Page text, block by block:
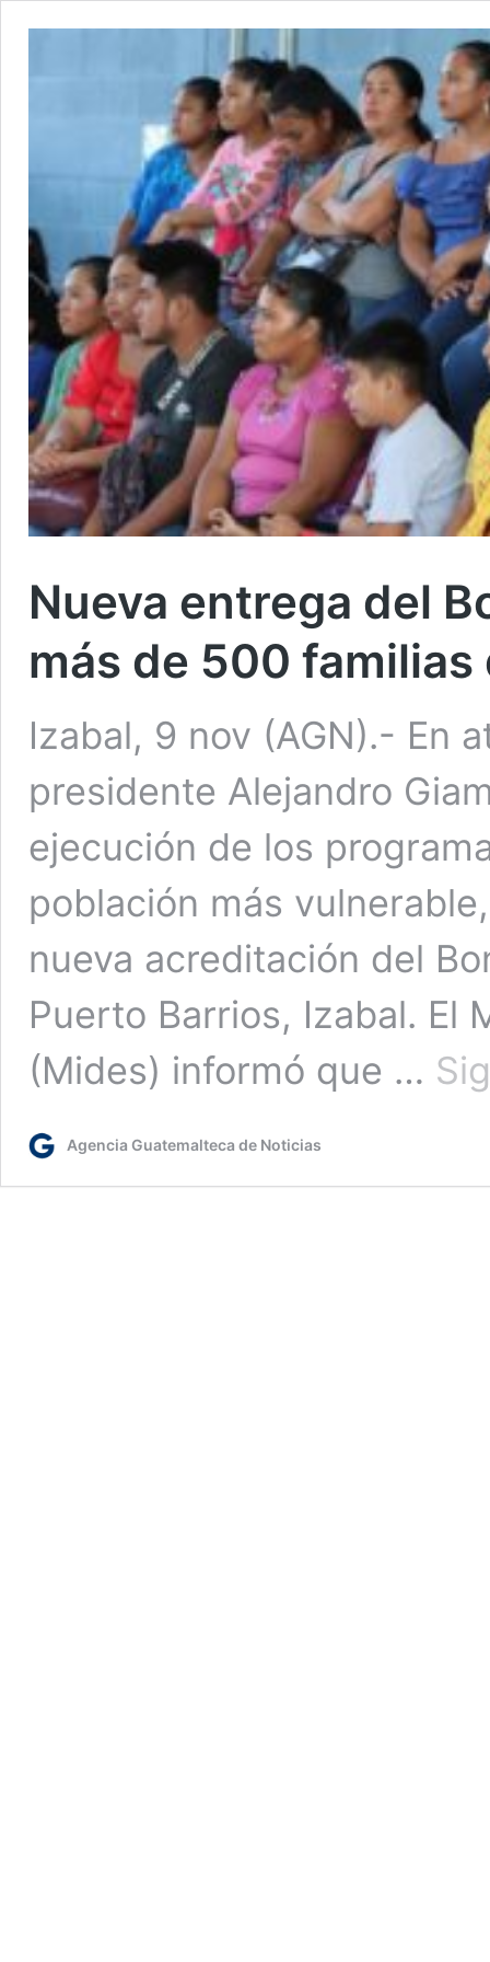
Nueva entrega del
más de 500 familias
Izabal, 9 nov (AGN).- En
presidente Alejandro
ejecución de los
población más
nueva acreditación del
Puerto Barrios, Izabal. El
(Mides) informó que …
Agencia Guatemalteca de Noticias